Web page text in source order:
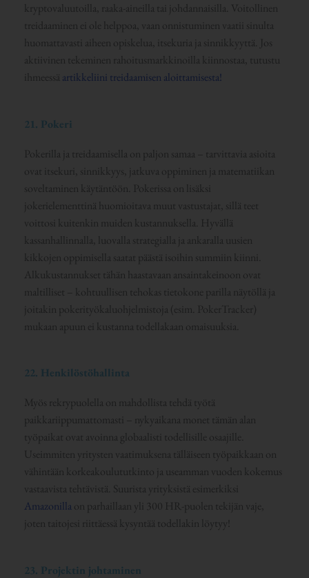
kryptovaluutoilla, raaka-aineilla tai johdannaisilla. Voitollinen
treidaaminen ei ole helppoa, vaan onnistuminen vaatii sinulta
huomattavasti aiheen opiskelua, itsekuria ja sinnikkyyttä. Jos
aktiivinen tekeminen rahoitusmarkkinoilla kiinnostaa, tutustu
ihmeessä artikkeliini treidaamisen aloittamisesta!
21. Pokeri
Pokerilla ja treidaamisella on paljon samaa – tarvittavia asioita
ovat itsekuri, sinnikkyys, jatkuva oppiminen ja matematiikan
soveltaminen käytäntöön. Pokerissa on lisäksi
jokerielementtinä huomioitava muut vastustajat, sillä teet
voittosi kuitenkin muiden kustannuksella. Hyvällä
kassanhallinnalla, luovalla strategialla ja ankaralla uusien
kikkojen oppimisella saatat päästä isoihin summiin kiinni.
Alkukustannukset tähän haastavaan ansaintakeinoon ovat
maltilliset – kohtuullisen tehokas tietokone parilla näytöllä ja
joitakin pokerityökaluohjelmistoja (esim. PokerTracker)
mukaan apuun ei kustanna todellakaan omaisuuksia.
22. Henkilöstöhallinta
Myös rekrypuolella on mahdollista tehdä työtä
paikkariippumattomasti – nykyaikana monet tämän alan
työpaikat ovat avoinna globaalisti todellisille osaajille.
Useimmiten yritysten vaatimuksena tälläiseen työpaikkaan on
vähintään korkeakoulututkinto ja useamman vuoden kokemus
vastaavista tehtävistä. Suurista yrityksistä esimerkiksi
Amazonillaon parhaillaan yli 300 HR-puolen tekijän vaje,
joten taitojesi riittäessä kysyntää todellakin löytyy!
23. Projektin johtaminen